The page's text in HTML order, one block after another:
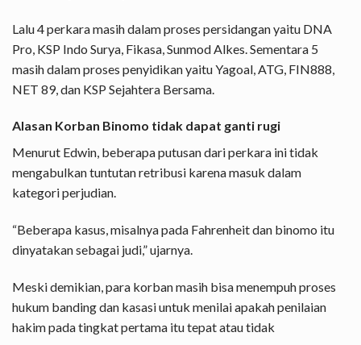
Lalu 4 perkara masih dalam proses persidangan yaitu DNA
Pro, KSP Indo Surya, Fikasa, Sunmod Alkes. Sementara 5
masih dalam proses penyidikan yaitu Yagoal, ATG, FIN888,
NET 89, dan KSP Sejahtera Bersama.
Alasan Korban Binomo tidak dapat ganti rugi
Menurut Edwin, beberapa putusan dari perkara ini tidak
mengabulkan tuntutan retribusi karena masuk dalam
kategori perjudian.
“Beberapa kasus, misalnya pada Fahrenheit dan binomo itu
dinyatakan sebagai judi,” ujarnya.
Meski demikian, para korban masih bisa menempuh proses
hukum banding dan kasasi untuk menilai apakah penilaian
hakim pada tingkat pertama itu tepat atau tidak